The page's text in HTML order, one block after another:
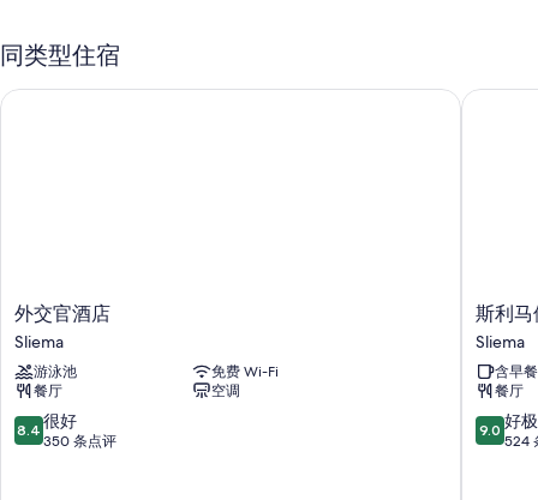
伞
更多设施/服务还包括：
浴室配备浴缸或淋浴和免费洗浴用品
32-英寸液晶电视，带有线频道
衣柜/壁橱、每日客房清洁服务和书桌
同类型住宿
外
交
官
酒
店
Sliema
外交官酒店
Sliema
游泳池
免费 Wi-Fi
餐厅
空调
8.4
分，
8.4 很好
350 条点评
外交官酒店
斯
利
马
伦
敦
人
酒
斯利马
Sliema
含早餐
餐厅
9.0
分，
9.0 好
524
斯利马